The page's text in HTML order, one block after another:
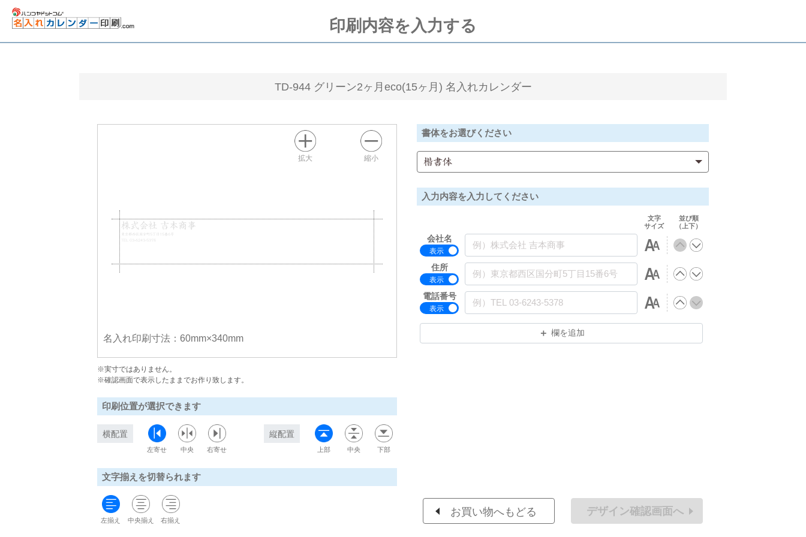
印刷内容を入力する
TD-944 グリーン2ヶ月eco(15ヶ月) 名入れカレンダー
株式会社 吉本商事
東京都西区国分町5丁目15番6号
名入れ印刷寸法：60mm×340mm
拡大 縮小
※実寸ではありません。
※確認画面で表示したままでお作り致します。
印刷位置が選択できます
横配置
左寄せ 中央 右寄せ
縦配置
上部 中央 下部
文字揃えを切替られます
左揃え 中央揃え 右揃え
書体をお選びください
楷書体
入力内容を入力してください
文字
サイズ
並び順
（上下）
会社名
住所
電話番号
欄を追加
お買い物へもどる デザイン確認画面へ